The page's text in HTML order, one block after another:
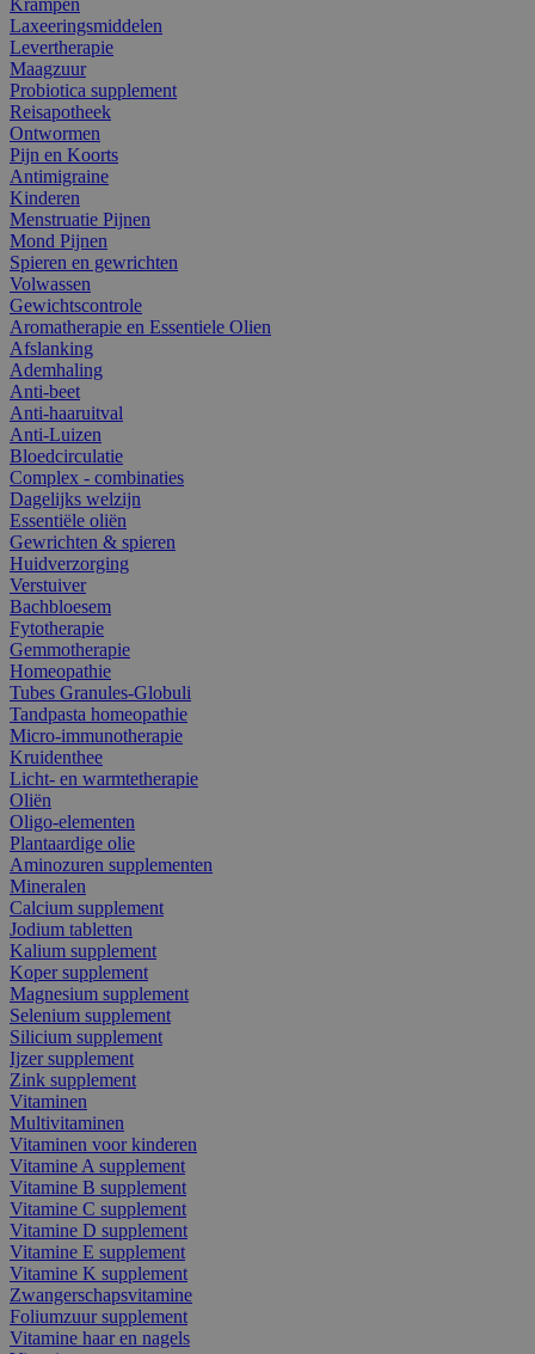
Laxeeringsmiddelen
Levertherapie
Maagzuur
Probiotica supplement
Reisapotheek
Ontwormen
Pijn en Koorts
Antimigraine
Kinderen
Menstruatie Pijnen
Mond Pijnen
Spieren en gewrichten
Volwassen
Gewichtscontrole
Aromatherapie en Essentiele Olien
Afslanking
Ademhaling
Anti-beet
Anti-haaruitval
Anti-Luizen
Bloedcirculatie
Complex - combinaties
Dagelijks welzijn
Essentiële oliën
Gewrichten & spieren
Huidverzorging
Verstuiver
Bachbloesem
Fytotherapie
Gemmotherapie
Homeopathie
Tubes Granules-Globuli
Tandpasta homeopathie
Micro-immunotherapie
Kruidenthee
Licht- en warmtetherapie
Oliën
Oligo-elementen
Plantaardige olie
Aminozuren supplementen
Mineralen
Calcium supplement
Jodium tabletten
Kalium supplement
Koper supplement
Magnesium supplement
Selenium supplement
Silicium supplement
Ijzer supplement
Zink supplement
Vitaminen
Multivitaminen
Vitaminen voor kinderen
Vitamine A supplement
Vitamine B supplement
Vitamine C supplement
Vitamine D supplement
Vitamine E supplement
Vitamine K supplement
Zwangerschapsvitamine
Foliumzuur supplement
Vitamine haar en nagels